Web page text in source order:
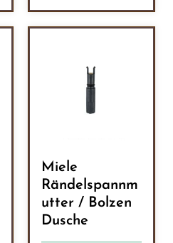
Miele
Rändelspannm
utter / Bolzen
Dusche